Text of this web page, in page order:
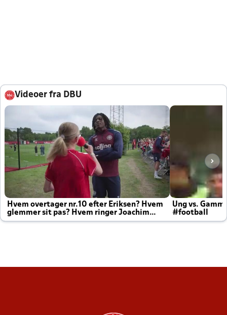
Videoer fra DBU
Hvem overtager nr.10 efter Eriksen? Hvem
glemmer sit pas? Hvem ringer Joachim
altid til efter kampe?
Ung vs.
#football